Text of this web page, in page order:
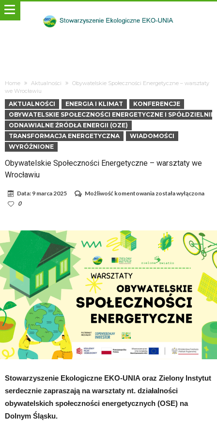
Home Aktualności
Obywatelskie Społeczności Energetyczne – warsztaty
we Wrocławiu
AKTUALNOŚCI ENERGIA I KLIMAT
KONFERENCJE
OBYWATELSKIE SPOŁECZNOŚCI ENERGETYCZNE I SPÓŁDZIELNIE
ODNAWIALNE ŹRÓDŁA ENERGII (OZE)
TRANSFORMACJA ENERGETYCZNA
WIADOMOŚCI
WYRÓŻNIONE
Obywatelskie Społeczności Energetyczne – warsztaty we
Wrocławiu
Data: 9 marca 2025 Możliwość komentowania Obywatelskie
we
Wrocławiu
została wyłączona
0
Stowarzyszenie Ekologiczne EKO-UNIA oraz Zielony Instytut
serdecznie zapraszają na warsztaty nt. działalności
obywatelskich społeczności energetycznych (OSE) na
Dolnym Śląsku.